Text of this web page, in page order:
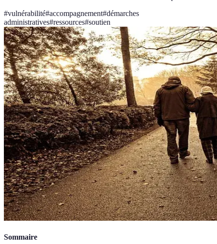
#vulnérabilité#accompagnement#démarches
administratives#ressources#soutien
Sommaire